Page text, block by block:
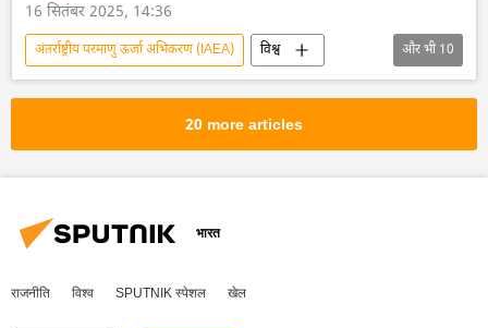
16 सितंबर 2025, 14:36
अंतर्राष्ट्रीय परमाणु ऊर्जा अभिकरण (IAEA)
विश्व
रूस का विकास
रूस
मास्को
वेनेजुएला
परमाणु ऊर्जा
परमाणु संयंत्र
परमाणु हथियार
और भी10
20 more articles
भारत
राजनीति विश्व SPUTNIK स्पेशल खेल